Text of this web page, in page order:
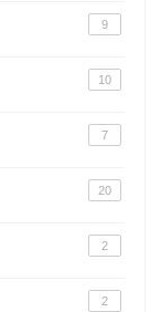
9
10
7
20
2
2